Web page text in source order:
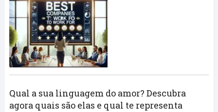
Qual a sua linguagem do amor? Descubra
agora quais são elas e qual te representa